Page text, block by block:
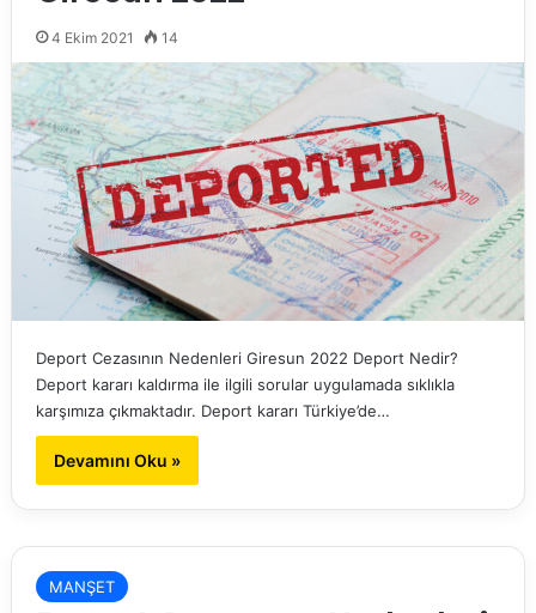
4 Ekim 2021 14
Deport Cezasının Nedenleri Giresun 2022 Deport Nedir?
Deport kararı kaldırma ile ilgili sorular uygulamada sıklıkla
karşımıza çıkmaktadır. Deport kararı Türkiye’de…
Devamını Oku »
MANŞET